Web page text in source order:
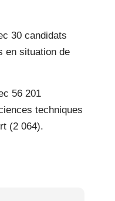
30 candidats
en situation de
56 201
techniques
(2 064).